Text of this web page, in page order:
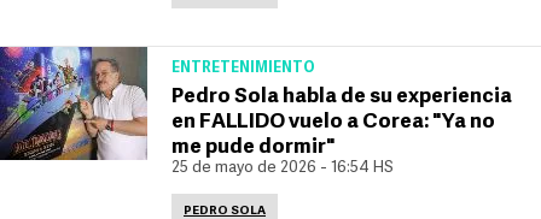
ENTRETENIMIENTO
Pedro Sola habla de su experiencia
en FALLIDO vuelo a Corea: "Ya no
me pude dormir"
25 de mayo de 2026 - 16:54 HS
PEDRO SOLA